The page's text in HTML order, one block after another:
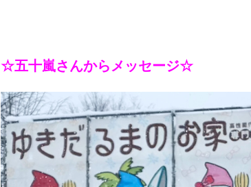
☆五十嵐さんからメッセージ☆